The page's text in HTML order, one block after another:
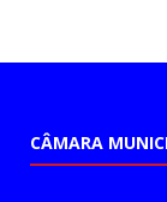
CÂMARA